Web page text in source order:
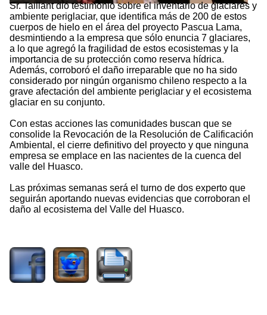
Sr. Taillant dió testimonio sobre el inventario de glaciares y
ambiente periglaciar, que identifica más de 200 de estos
cuerpos de hielo en el área del proyecto Pascua Lama,
desmintiendo a la empresa que sólo enuncia 7 glaciares,
a lo que agregó la fragilidad de estos ecosistemas y la
importancia de su protección como reserva hídrica.
Además, corroboró el daño irreparable que no ha sido
considerado por ningún organismo chileno respecto a la
grave afectación del ambiente periglaciar y el ecosistema
glaciar en su conjunto.
Con estas acciones las comunidades buscan que se
consolide la Revocación de la Resolución de Calificación
Ambiental, el cierre definitivo del proyecto y que ninguna
empresa se emplace en las nacientes de la cuenca del
valle del Huasco.
Las próximas semanas será el turno de dos experto que
seguirán aportando nuevas evidencias que corroboran el
daño al ecosistema del Valle del Huasco.